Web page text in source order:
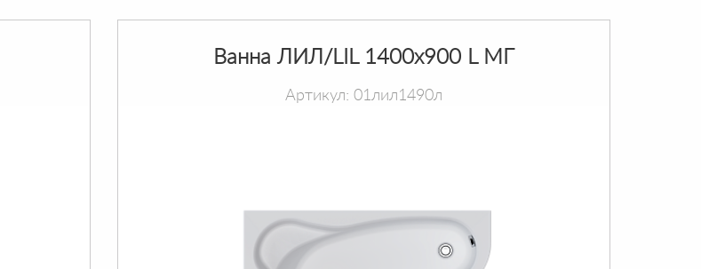
Ванна ЛИЛ/LIL 1400х900 L МГ
Артикул: 01лил1490л